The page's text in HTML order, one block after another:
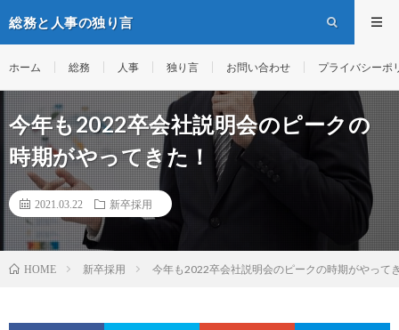
総務と人事の独り言
ホーム 総務 人事 独り言 お問い合わせ プライバシーポ
今年も2022卒会社説明会のピークの
時期がやってきた！
2021.03.22 新卒採用
HOME 新卒採用 今年も2022卒会社説明会のピークの時期がやって